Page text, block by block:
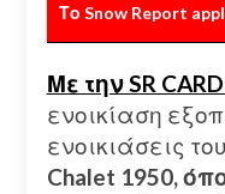
Το Snow Report
Με την SR
ενοικίαση
ενοικιάσεις του
Chalet 1950,